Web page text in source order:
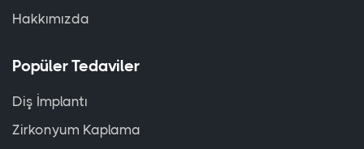
Hakkımızda
Popüler Tedaviler
Diş İmplantı
Zirkonyum Kaplama